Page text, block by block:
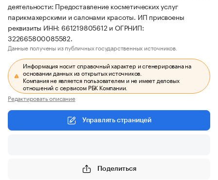
деятельности: Предоставление косметических услуг
парикмахерскими и салонами красоты. ИП присвоены
реквизиты ИНН: 661219805612 и ОГРНИП:
322665800085582.
Данные получены из публичных государственных источников.
Информация носит справочный характер и сгенерирована на
основании данных из открытых источников.
Компания не является пользователем и не имеет деловых
отношений с сервисом РБК Компании.
Редактировать описание
Управлять страницей
Поделиться